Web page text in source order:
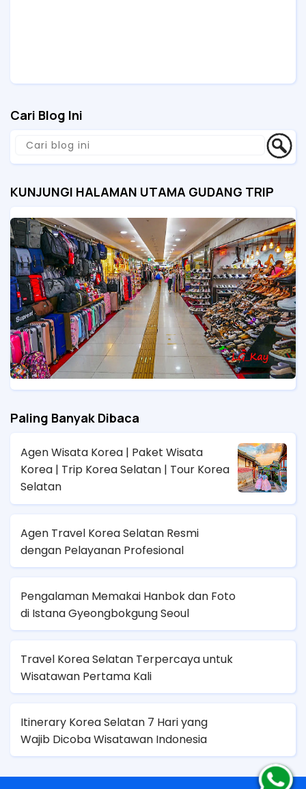
Cari Blog Ini
KUNJUNGI HALAMAN UTAMA GUDANG TRIP
Paling Banyak Dibaca
Agen Wisata Korea | Paket Wisata
Korea | Trip Korea Selatan | Tour Korea
Selatan
Agen Travel Korea Selatan Resmi
dengan Pelayanan Profesional
Pengalaman Memakai Hanbok dan Foto
di Istana Gyeongbokgung Seoul
Travel Korea Selatan Terpercaya untuk
Wisatawan Pertama Kali
Itinerary Korea Selatan 7 Hari yang
Wajib Dicoba Wisatawan Indonesia